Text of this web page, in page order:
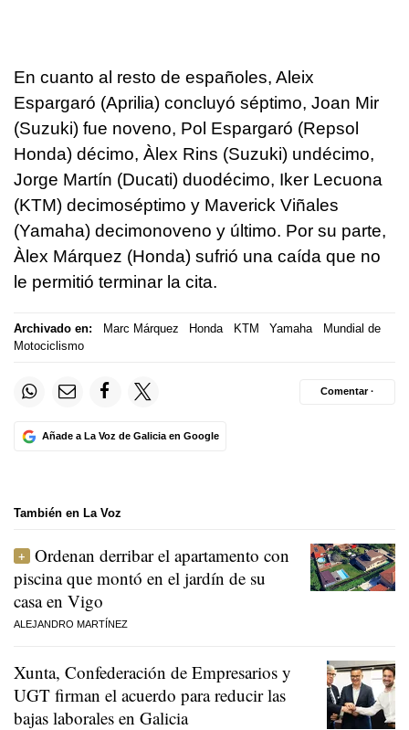
En cuanto al resto de españoles, Aleix
Espargaró (Aprilia) concluyó séptimo, Joan Mir
(Suzuki) fue noveno, Pol Espargaró (Repsol
Honda) décimo, Àlex Rins (Suzuki) undécimo,
Jorge Martín (Ducati) duodécimo, Iker Lecuona
(KTM) decimoséptimo y Maverick Viñales
(Yamaha) decimonoveno y último. Por su parte,
Àlex Márquez (Honda) sufrió una caída que no
le permitió terminar la cita.
Archivado en: Marc Márquez Honda KTM Yamaha
Mundial de
Motociclismo
Añade a La Voz de Galicia en Google
Comentar ·
También en La Voz
Ordenan derribar el apartamento con
piscina que montó en el jardín de su
casa en Vigo
ALEJANDRO MARTÍNEZ
Xunta, Confederación de Empresarios y
UGT firman el acuerdo para reducir las
bajas laborales en Galicia